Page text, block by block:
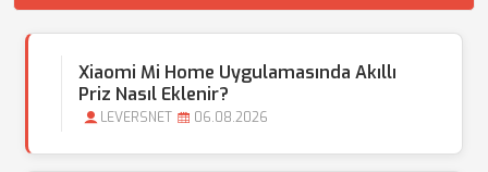
Xiaomi Mi Home Uygulamasında Akıllı
Priz Nasıl Eklenir?
LEVERSNET 06.08.2026